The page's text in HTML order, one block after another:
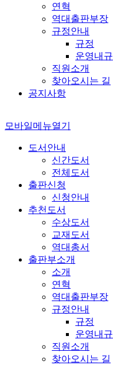
연혁
역대출판부장
규정안내
규정
운영내규
직원소개
찾아오시는 길
공지사항
모바일메뉴열기
도서안내
신간도서
전체도서
출판신청
신청안내
추천도서
수상도서
교재도서
역대총서
출판부소개
소개
연혁
역대출판부장
규정안내
규정
운영내규
직원소개
찾아오시는 길